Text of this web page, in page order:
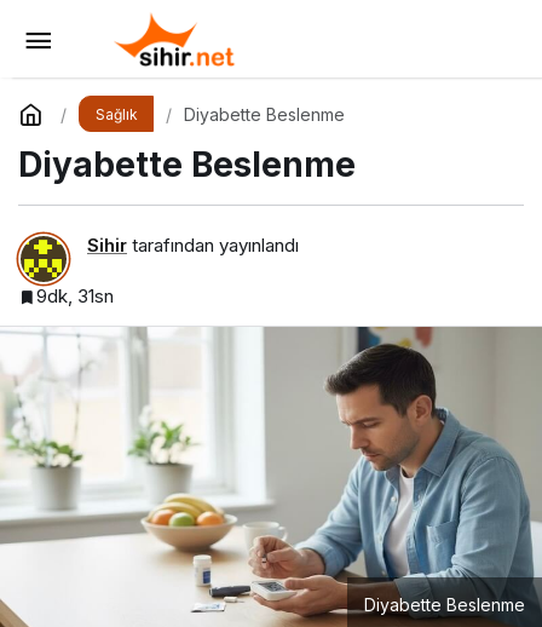
Sağlık Diyabette Beslenme
Diyabette Beslenme
Sihir tarafından yayınlandı
9dk, 31sn
Diyabette Beslenme
Hastalıklarda Beslenme
Yorum Yap